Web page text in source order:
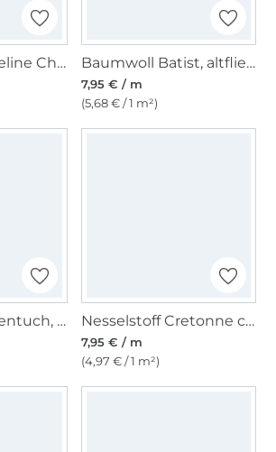
Baumwoll Popeline Cherries, hellpetrol Baumwoll Batist, altflieder
7,95 € / m
(5,68 € / 1 m²)
Baumwollfahnentuch, royalblau Nesselstoff Cretonne creme
7,95 € / m
(4,97 € / 1 m²)